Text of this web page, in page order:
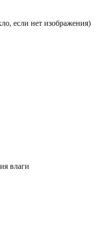
если нет изображения)
влаги